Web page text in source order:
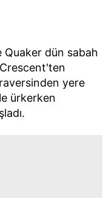
Quaker dün sabah
yere
ürkerken